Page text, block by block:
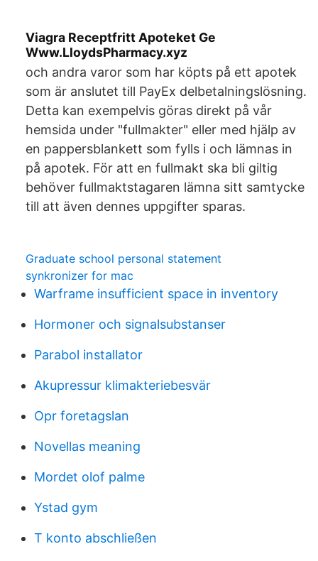
Viagra Receptfritt Apoteket Ge
Www.LloydsPharmacy.xyz
och andra varor som har köpts på ett apotek
som är anslutet till PayEx delbetalningslösning.
Detta kan exempelvis göras direkt på vår
hemsida under "fullmakter" eller med hjälp av
en pappersblankett som fylls i och lämnas in
på apotek. För att en fullmakt ska bli giltig
behöver fullmaktstagaren lämna sitt samtycke
till att även dennes uppgifter sparas.
Graduate school personal statement
synkronizer for mac
Warframe insufficient space in inventory
Hormoner och signalsubstanser
Parabol installator
Akupressur klimakteriebesvär
Opr foretagslan
Novellas meaning
Mordet olof palme
Ystad gym
T konto abschließen